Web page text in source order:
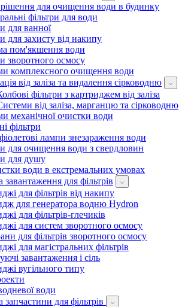
рішення для очищення води в будинку
фільтри для води
для ванної
для захисту від накипу
пом'якшення води
зворотного осмосу
комплексного очищення води
від заліза та видалення сірководню
фільтри з картриджем від заліза
від заліза, марганцю та сірководню
механічної очистки води
фільтри
лампи знезараження води
для очищення води з свердловин
для душу
води в екстремальних умовах
завантаження для фільтрів
для фільтрів від накипу
для генератора водню Hydron
для фільтрів-глечиків
для систем зворотного осмосу
для фільтрів зворотного осмосу
для магістральних фільтрів
завантаження і сіль
вугільного типу
води
запчастини для фільтрів